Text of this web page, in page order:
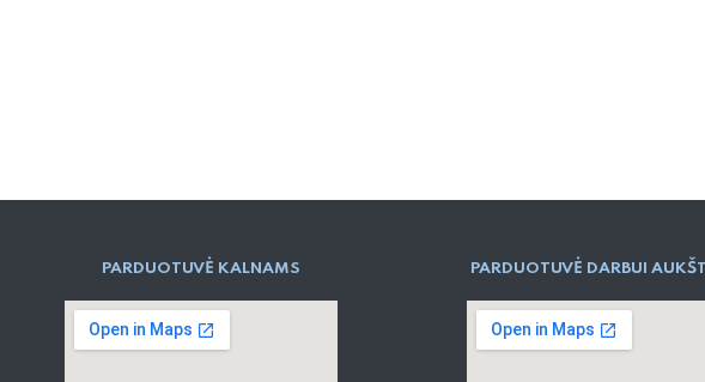
PARD​UOTUVĖ​ KALNAMS PARDUOTUVĖ DARBUI